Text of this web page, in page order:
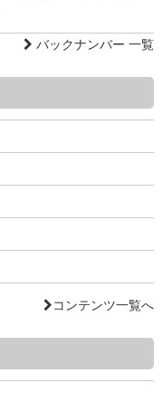
バックナンバー 一覧
コンテンツ一覧へ